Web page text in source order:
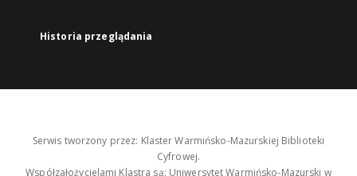
Historia przeglądania
Serwis tworzony przez: Klaster Warmińsko-Mazurskiej Biblioteki
Cyfrowej.
Współzałożycielami Klastra są: Uniwersytet Warmińsko-Mazurski w